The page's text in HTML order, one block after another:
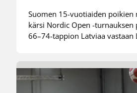
Suomen 15-vuotiaiden poikien
kärsi Nordic Open -turnauksen
66–74-tappion Latviaa vastaan